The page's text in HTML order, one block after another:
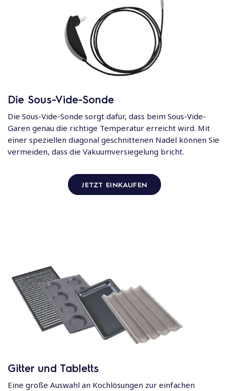
Die Sous-Vide-Sonde
Die Sous-Vide-Sonde sorgt dafür, dass beim Sous-Vide-
Garen genau die richtige Temperatur erreicht wird. Mit
einer speziellen diagonal geschnittenen Nadel können Sie
vermeiden, dass die Vakuumversiegelung bricht.
JETZT EINKAUFEN
Gitter und Tabletts
Eine große Auswahl an Kochlösungen zur einfachen